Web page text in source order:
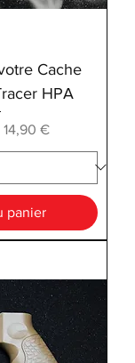
Cache
HPA
14,90 €
panier